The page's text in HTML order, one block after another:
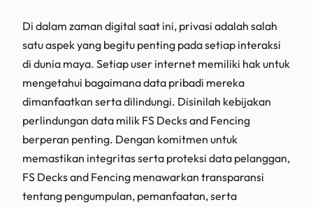
Di dalam zaman digital saat ini, privasi adalah salah
satu aspek yang begitu penting pada setiap interaksi
di dunia maya. Setiap user internet memiliki hak untuk
mengetahui bagaimana data pribadi mereka
dimanfaatkan serta dilindungi. Disinilah kebijakan
perlindungan data milik FS Decks and Fencing
berperan penting. Dengan komitmen untuk
memastikan integritas serta proteksi data pelanggan,
FS Decks and Fencing menawarkan transparansi
tentang pengumpulan, pemanfaatan, serta